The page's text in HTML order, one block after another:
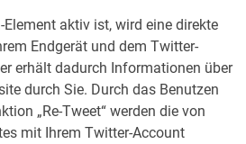
aktiv ist, wird eine direkte
Endgerät und dem Twitter-
erhält dadurch Informationen über
durch Sie. Durch das Benutzen
„Re-Tweet“ werden die von
mit Ihrem Twitter-Account